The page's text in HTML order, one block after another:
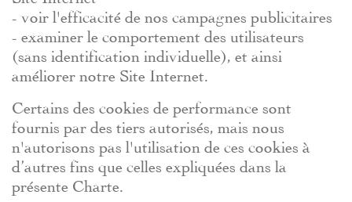
- voir l'efficacité de nos campagnes publicitaires
- examiner le comportement des utilisateurs
(sans identification individuelle), et ainsi
améliorer notre Site Internet.
Certains des cookies de performance sont
fournis par des tiers autorisés, mais nous
n'autorisons pas l'utilisation de ces cookies à
d’autres fins que celles expliquées dans la
présente Charte.